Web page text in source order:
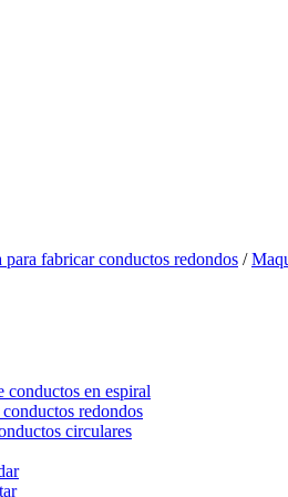
para fabricar conductos redondos /
conductos en espiral
redondos
circulares